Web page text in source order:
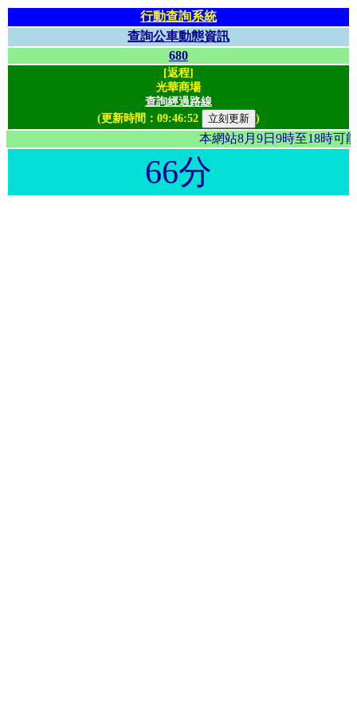
行動查詢系統
查詢公車動態資訊
680
[返程]
光華商場
查詢經過路線
(更新時間： 09:46:52 )
本網站8月9日9時至18
66分